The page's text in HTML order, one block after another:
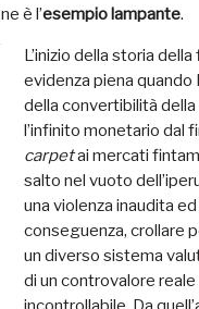
ne è l’esempio lampante.
L’inizio della storia
evidenza piena quando
della convertibilità
l’infinito monetario dal
carpetai mercati
salto nel vuoto
una violenza inaudita
conseguenza, crollare
un diverso sistema
di un controvalore